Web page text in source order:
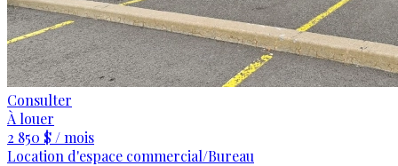
Consulter
À louer
2 850 $ / mois
Location d'espace commercial/Bureau